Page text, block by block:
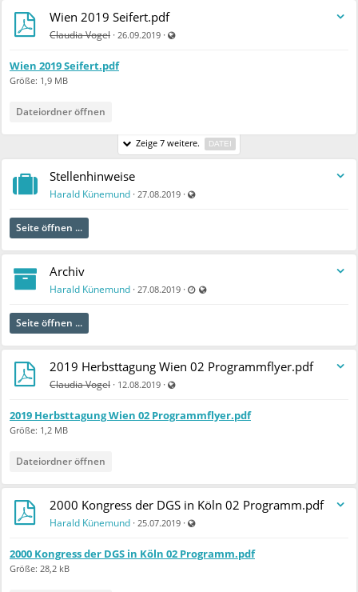
Wien 2019 Seifert.pdf
Claudia Vogel · 26.09.2019 ·
Wien 2019 Seifert.pdf
Größe: 1,9 MB
Dateiordner öffnen
Zeige 7 weitere. DATEI
Stellenhinweise
Harald Künemund · 27.08.2019 ·
Seite öffnen ...
Archiv
Harald Künemund · 27.08.2019 · Zuletzt aktualisiert 27.08.2019 - 10:25
Seite öffnen ...
2019 Herbsttagung Wien 02 Programmflyer.pdf
Claudia Vogel · 12.08.2019 ·
2019 Herbsttagung Wien 02 Programmflyer.pdf
Größe: 1,2 MB
Dateiordner öffnen
2000 Kongress der DGS in Köln 02 Programm.pdf
Harald Künemund · 25.07.2019 ·
2000 Kongress der DGS in Köln 02 Programm.pdf
Größe: 28,2 kB